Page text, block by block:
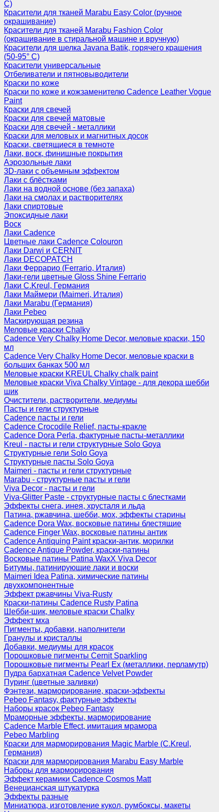
С)
Красители для тканей Marabu Easy Color (ручное
окрашивание)
Красители для тканей Marabu Fashion Color
(окрашивание в стиральной машине и вручную)
Красители для шелка Javana Batik, горячего крашения
(50-95° С)
Красители универсальные
Отбеливатели и пятновыводители
Краски по коже
Краски по коже и кожзаменителю Cadence Leather Vogue
Paint
Краски для свечей
Краски для свечей матовые
Краски для свечей - металлики
Краски для меловых и магнитных досок
Краски, светящиеся в темноте
Лаки, воск, финишные покрытия
Аэрозольные лаки
3D-лаки с объемным эффектом
Лаки с блёстками
Лаки на водной основе (без запаха)
Лаки на смолах и растворителях
Лаки спиртовые
Эпоксидные лаки
Воск
Лаки Cadence
Цветные лаки Cadence Colouron
Лаки Darwi и CERNIT
Лаки DECOPATCH
Лаки Феррарио (Ferrario, Италия)
Лаки-гели цветные Gloss Shine Ferrario
Лаки C.Kreul, Германия
Лаки Маймери (Maimeri, Италия)
Лаки Marabu (Германия)
Лаки Pebeo
Маскирующая резина
Меловые краски Chalky
Cadence Very Chalky Home Decor, меловые краски, 150
мл
Cadence Very Chalky Home Decor, меловые краски в
больших банках 500 мл
Меловые краски KREUL Chalky chalk paint
Меловые краски Viva Chalky Vintage - для декора шебби
шик
Очистители, растворители, медиумы
Пасты и гели структурные
Cadence пасты и гели
Cadence Crocodile Relief, пасты-кракле
Cadence Dora Perla, фактурные пасты-металлики
Kreul - пасты и гели структурные Solo Goya
Структурные гели Solo Goya
Структурные пасты Solo Goya
Maimeri - пасты и гели структурные
Marabu - структурные пасты и гели
Viva Decor - пасты и гели
Viva-Glitter Paste - структурные пасты с блестками
Эффекты снега, инея, хрусталя и льда
Патина, ржавчина, шебби, мох, эффекты старины
Cadence Dora Wax, восковые патины блестящие
Cadence Finger Wax, восковые патины антик
Сadence Antiquing Paint краски-антик, морилки
Cadence Antique Powder, краски-патины
Восковые патины Patina WaxX Viva Decor
Битумы, патинирующие лаки и воски
Maimeri Idea Patina, химические патины
двухкомпонентные
Эффект ржавчины Viva-Rusty
Краски-патины Cadence Rusty Patina
Шебби-шик, меловые краски Chalky
Эффект мха
Пигменты, добавки, наполнители
Гранулы и кристаллы
Добавки, медиумы для красок
Порошковые пигменты Cernit Sparkling
Порошковые пигменты Pearl Ex (металлики, перламутр)
Пудра бархатная Cadence Velvet Powder
Пуринг (цветные заливки)
Фэнтези, марморирование, краски-эффекты
Pebeo Fantasy, фактурные эффекты
Наборы красок Pebeo Fantasy
Мраморные эффекты, марморирование
Cadence Marble Effect, имитация мрамора
Pebeo Marbling
Краски для марморирования Magic Marble (C.Kreul,
Германия)
Краски для марморирования Marabu Easy Marble
Наборы для марморирования
Эффект керамики Cadence Cosmos Matt
Венецианская штукатурка
Эффекты разные
Миниатюра, изготовление кукол, румбоксы, макеты